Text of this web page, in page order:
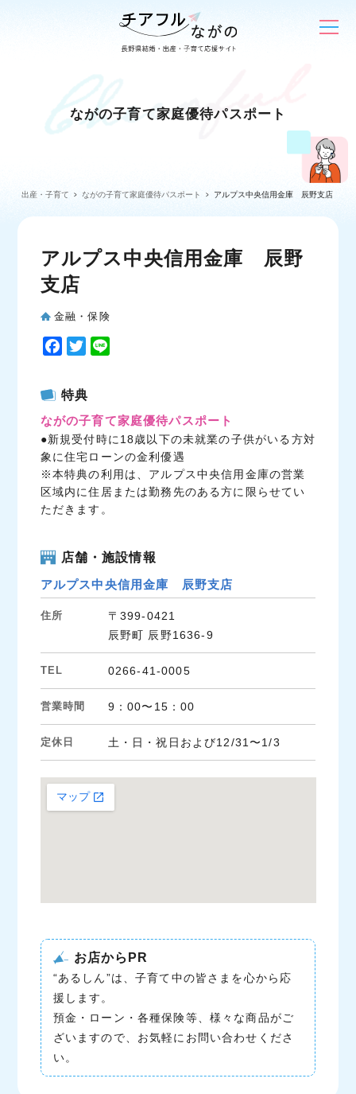
ながの子育て家庭優待パスポート
出産・子育て ながの子育て家庭優待パスポート アルプス中央信用金庫 辰野支店
アルプス中央信用金庫 辰野
支店
金融・保険
F
e
b
o
o
k
T
t
t
e
r
特典
ながの子育て家庭優待パスポート
●新規受付時に18歳以下の未就業の子供がいる方対
象に住宅ローンの金利優遇
※本特典の利用は、アルプス中央信用金庫の営業
区域内に住居または勤務先のある方に限らせてい
ただきます。
店舗・施設情報
アルプス中央信用金庫 辰野支店
住所
〒399-0421
辰野町 辰野1636-9
TEL 0266-41-0005
営業時間 9：00〜15：00
定休日 土・日・祝日および12/31〜1/3
お店からPR
“あるしん”は、子育て中の皆さまを心から応
援します。
預金・ローン・各種保険等、様々な商品がご
ざいますので、お気軽にお問い合わせくださ
い。